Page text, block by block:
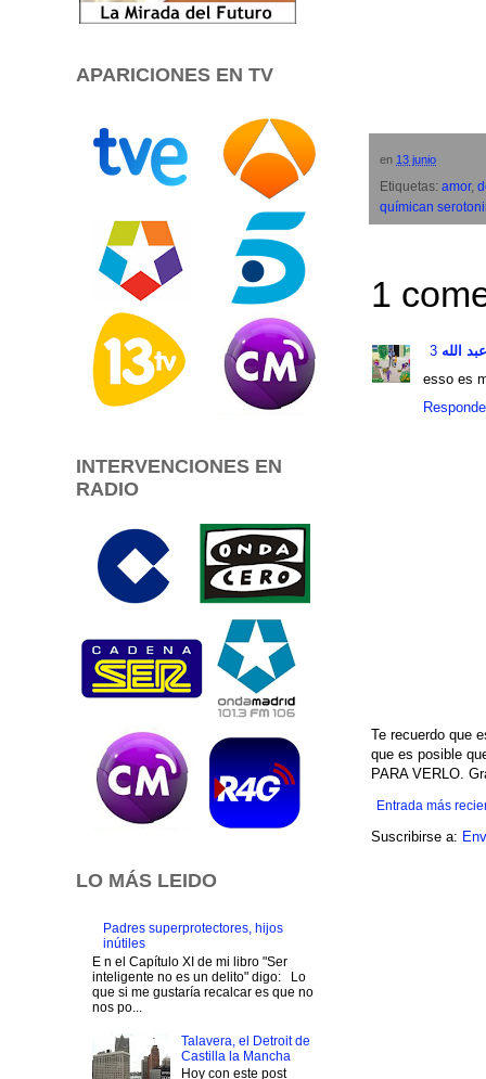
en 13 junio
Etiquetas: amor,
químican
1
الله
esso es
Te recuerdo que
que es posible
PARA VERLO.
Entrada más
Suscribirse a:
APARICIONES EN TV
INTERVENCIONES EN
RADIO
LO MÁS LEIDO
Padres superprotectores, hijos
inútiles
E n el Capítulo XI de mi libro "Ser
inteligente no es un delito" digo: Lo
que si me gustaría recalcar es que no
nos po...
Talavera, el Detroit de
Castilla la Mancha
Hoy con este post